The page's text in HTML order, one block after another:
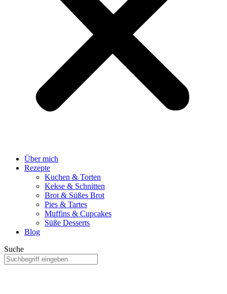
Über mich
Rezepte
Kuchen & Torten
Kekse & Schnitten
Brot & Süßes Brot
Pies & Tartes
Muffins & Cupcakes
Süße Desserts
Blog
Suche